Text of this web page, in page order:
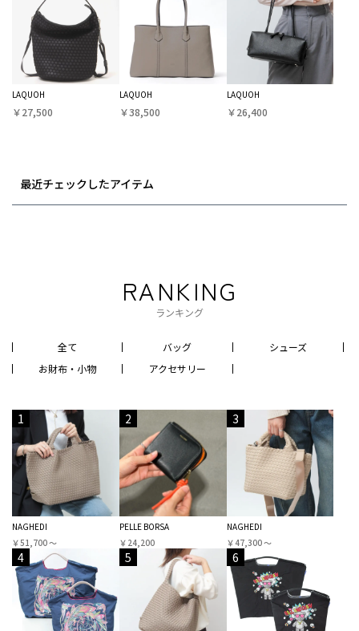
LAQUOH
￥27,500
LAQUOH
￥38,500
LAQUOH
￥26,400
最近チェックしたアイテム
RANKING
ランキング
全て バッグ
シューズ
お財布・小物
アクセサリー
1
NAGHEDI
￥51,700 〜
2
PELLE BORSA
￥24,200
3
NAGHEDI
￥47,300 〜
4 5 6